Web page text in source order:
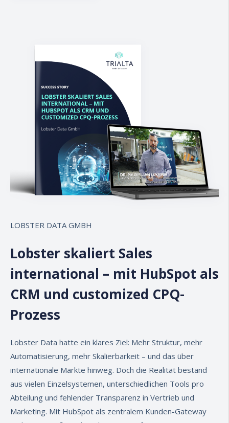
LOBSTER DATA GMBH
Lobster skaliert Sales
international – mit HubSpot als
CRM und customized CPQ-
Prozess
Lobster Data hatte ein klares Ziel: Mehr Struktur, mehr
Automatisierung, mehr Skalierbarkeit – und das über
internationale Märkte hinweg. Doch die Realität bestand
aus vielen Einzelsystemen, unterschiedlichen Tools pro
Abteilung und fehlender Transparenz in Vertrieb und
Marketing. Mit HubSpot als zentralem Kunden-Gateway